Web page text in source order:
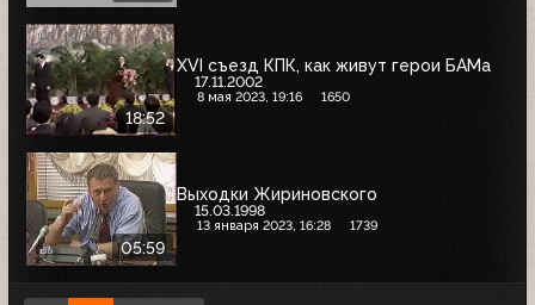
18:52
XVI съезд КПК, как живут герои БАМа
17.11.2002
8 мая 2023, 19:16 1650
05:59
Выходки Жириновского
15.03.1998
13 января 2023, 16:28 1739